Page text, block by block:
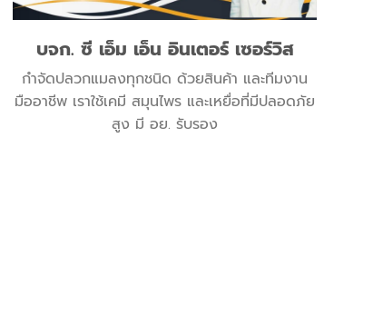
บจก. ซี เอ็ม เอ็น อินเตอร์ เซอร์วิส
กำจัดปลวกแมลงทุกชนิด ด้วยสินค้า และทีมงาน
มืออาชีพ เราใช้เคมี สมุนไพร และเหยื่อที่มีปลอดภัย
สูง มี อย. รับรอง